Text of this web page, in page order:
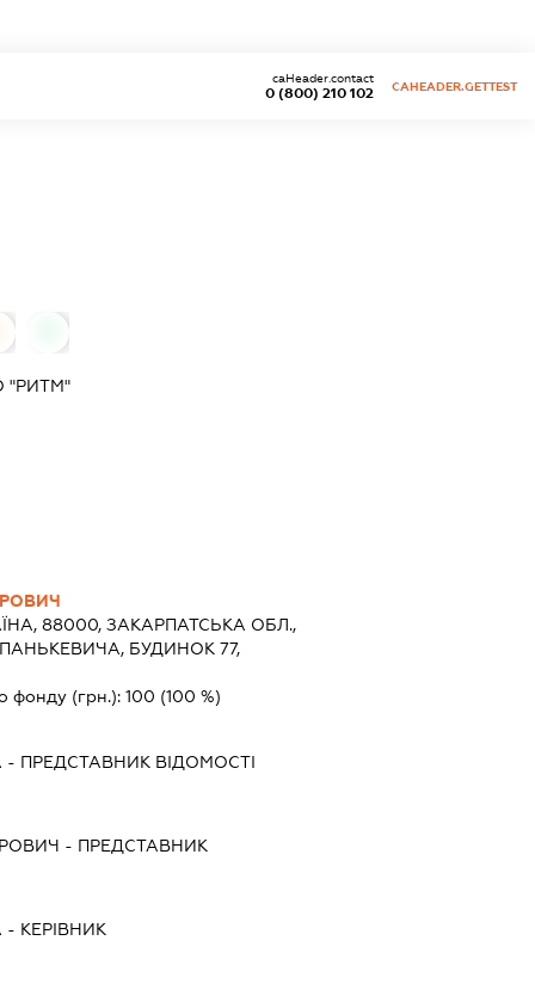
0 (800) 210 102
caHeader.contact
CAHEADER.GETTEST
"РИТМ"
88000, ЗАКАРПАТСЬКА ОБЛ.,
БУДИНОК 77,
фонду (грн.): 100 (100 %)
- ПРЕДСТАВНИК ВІДОМОСТІ
- ПРЕДСТАВНИК
- КЕРІВНИК